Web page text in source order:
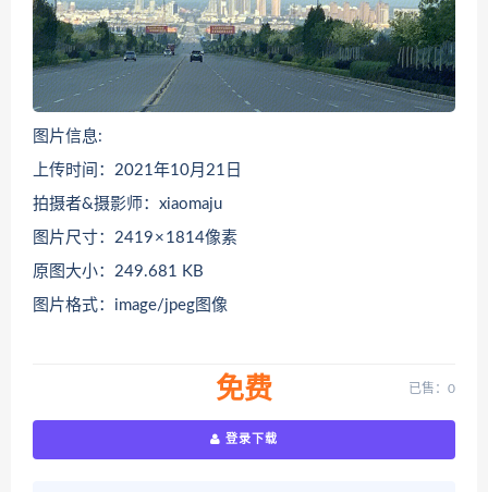
图片信息:
上传时间：2021年10月21日
拍摄者&摄影师：xiaomaju
图片尺寸：2419 × 1814像素
原图大小：249.681 KB
图片格式：image/jpeg图像
免费 已售：0
登录下载